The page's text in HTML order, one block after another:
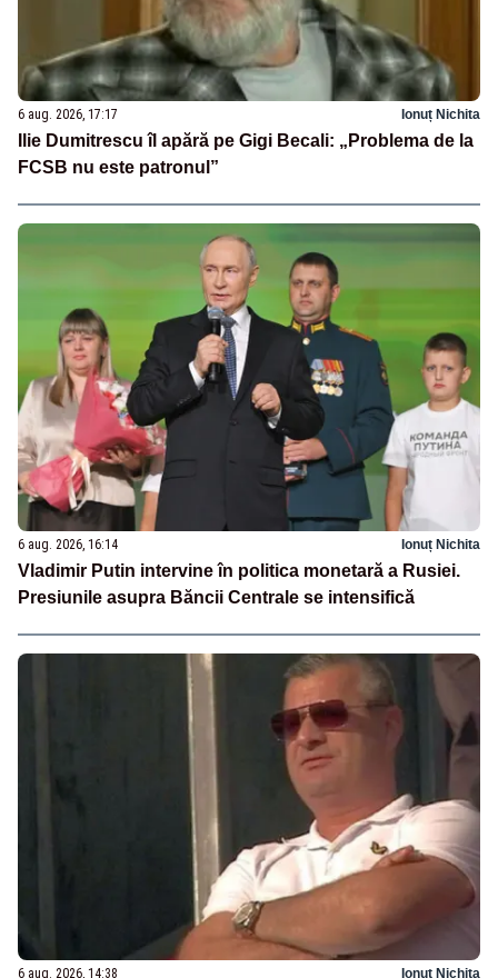
6 aug. 2026, 17:17 Ionuț Nichita
Ilie Dumitrescu îl apără pe Gigi Becali: „Problema de la
FCSB nu este patronul”
6 aug. 2026, 16:14 Ionuț Nichita
Vladimir Putin intervine în politica monetară a Rusiei.
Presiunile asupra Băncii Centrale se intensifică
6 aug. 2026, 14:38 Ionuț Nichita